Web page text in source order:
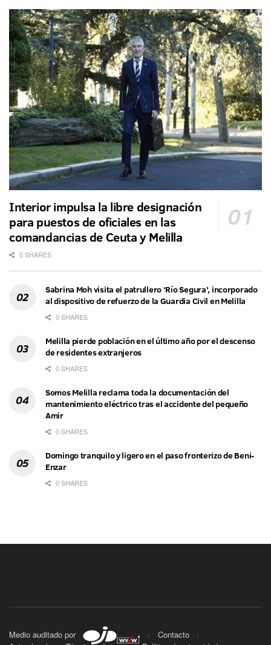
Interior impulsa la libre designación
para puestos de oficiales en las
comandancias de Ceuta y Melilla
0 SHARES
Sabrina Moh visita el patrullero ‘Río Segura’, incorporado
al dispositivo de refuerzo de la Guardia Civil en Melilla
0 SHARES
Melilla pierde población en el último año por el descenso
de residentes extranjeros
0 SHARES
Somos Melilla reclama toda la documentación del
mantenimiento eléctrico tras el accidente del pequeño
Amir
0 SHARES
Domingo tranquilo y ligero en el paso fronterizo de Beni-
Enzar
0 SHARES
Medio auditado por
Contacto